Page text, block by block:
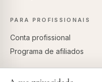
PARA PROFISSIONAIS
Conta profissional
Programa de afiliados